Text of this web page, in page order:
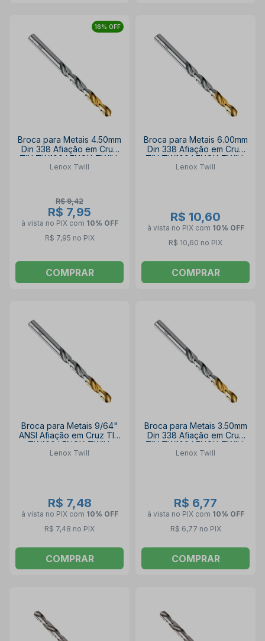
16% OFF
Broca para Metais 4.50mm
Din 338 Afiação em Cruz
TIN TW100 LENOX TWILL
Lenox Twill
R$ 9,42
R$ 7,95
à vista no PIX com 10% OFF
R$ 7,95 no PIX
COMPRAR
Broca para Metais 6.00mm
Din 338 Afiação em Cruz
TIN TW100 LENOX TWILL
Lenox Twill
R$ 10,60
à vista no PIX com 10% OFF
R$ 10,60 no PIX
COMPRAR
Broca para Metais 9/64"
ANSI Afiação em Cruz TIN
TW100 LENOX TWILL
Lenox Twill
R$ 7,48
à vista no PIX com 10% OFF
R$ 7,48 no PIX
COMPRAR
Broca para Metais 3.50mm
Din 338 Afiação em Cruz
TIN TW100 LENOX TWILL
Lenox Twill
R$ 6,77
à vista no PIX com 10% OFF
R$ 6,77 no PIX
COMPRAR